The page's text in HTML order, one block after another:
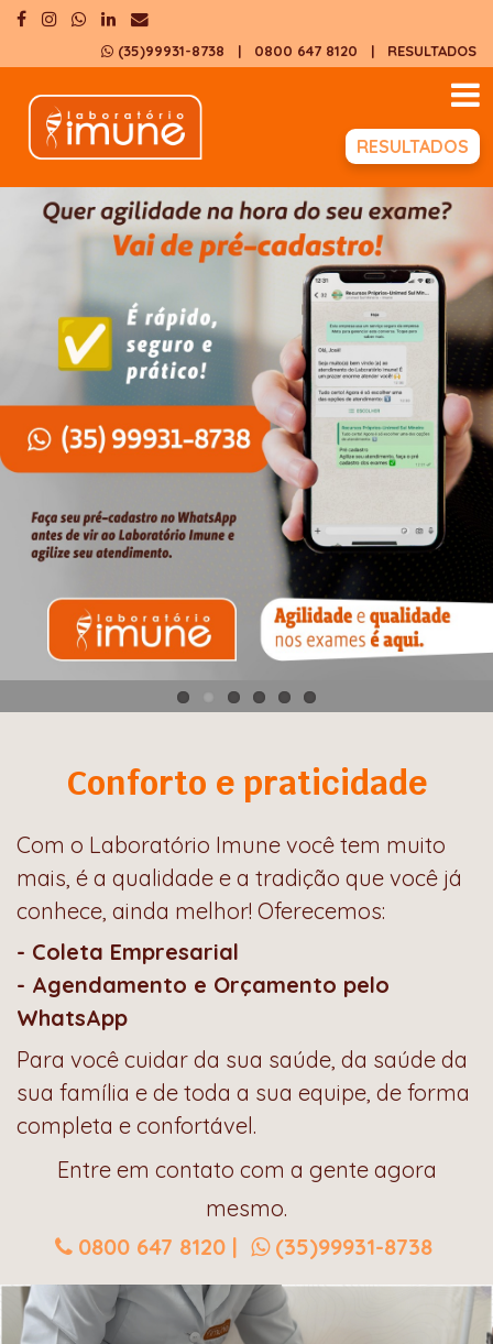
(35)99931-8738 | 0800 647 8120 | RESULTADOS
RESULTADOS
Conforto e praticidade
Com o Laboratório Imune você tem muito
mais, é a qualidade e a tradição que você já
conhece, ainda melhor! Oferecemos:
- Coleta Empresarial
- Agendamento e Orçamento pelo
WhatsApp
Para você cuidar da sua saúde, da saúde da
sua família e de toda a sua equipe, de forma
completa e confortável.
Entre em contato com a gente agora
mesmo.
0800 647 8120 |
(35)99931-8738